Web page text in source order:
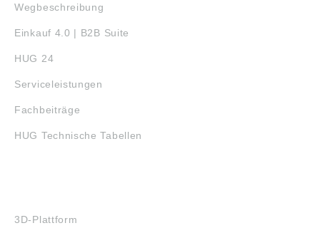
Wegbeschreibung
Einkauf 4.0 | B2B Suite
HUG 24
Serviceleistungen
Fachbeiträge
HUG Technische Tabellen
3D-Plattform